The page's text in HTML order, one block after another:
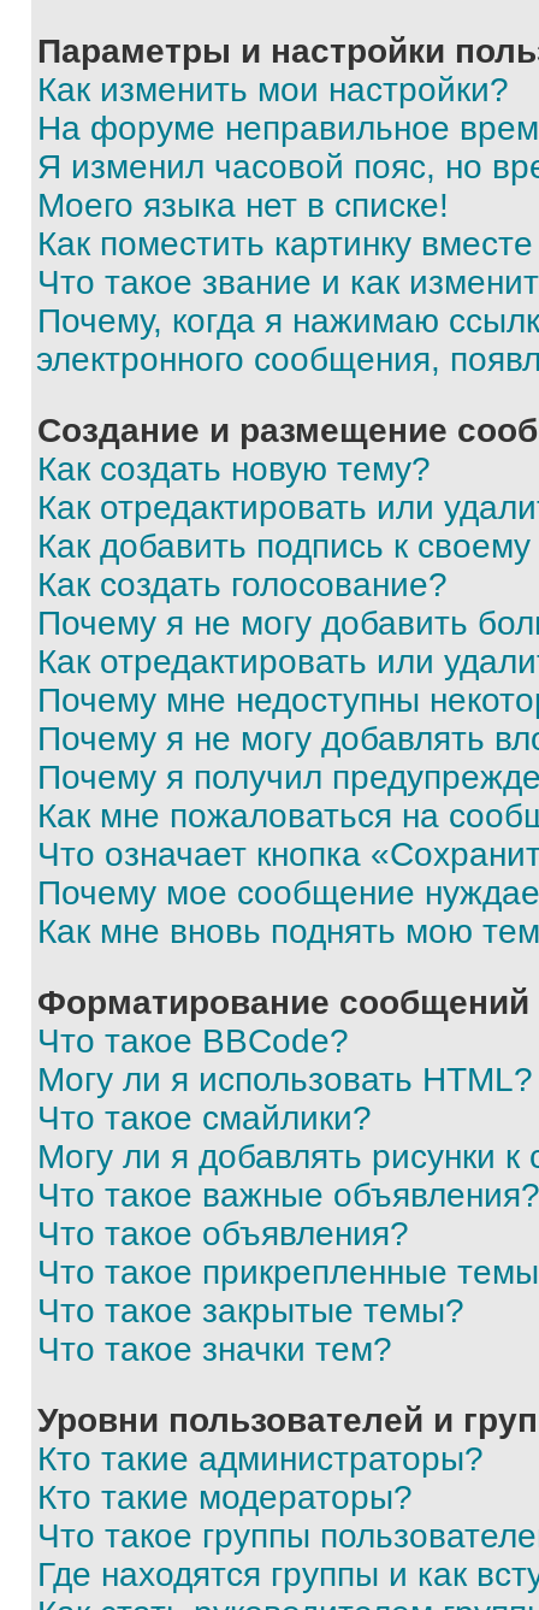
Параметры и настройки
Как изменить мои настройки?
На форуме неправильное
Я изменил часовой пояс, но
Моего языка нет в списке!
Как поместить картинку
Что такое звание и как
Почему, когда я нажимаю
электронного сообщения,
Создание и размещение
Как создать новую тему?
Как отредактировать или
Как добавить подпись к
Как создать голосование?
Почему я не могу добавить
Как отредактировать или
Почему мне недоступны
Почему я не могу добавлять
Почему я получил
Как мне пожаловаться на
Что означает кнопка
Почему мое сообщение
Как мне вновь поднять мою
Форматирование
Что такое BBCode?
Могу ли я использовать HTML?
Что такое смайлики?
Могу ли я добавлять рисунки
Что такое важные объявления?
Что такое объявления?
Что такое прикрепленные
Что такое закрытые темы?
Что такое значки тем?
Уровни пользователей и
Кто такие администраторы?
Кто такие модераторы?
Что такое группы
Где находятся группы и как